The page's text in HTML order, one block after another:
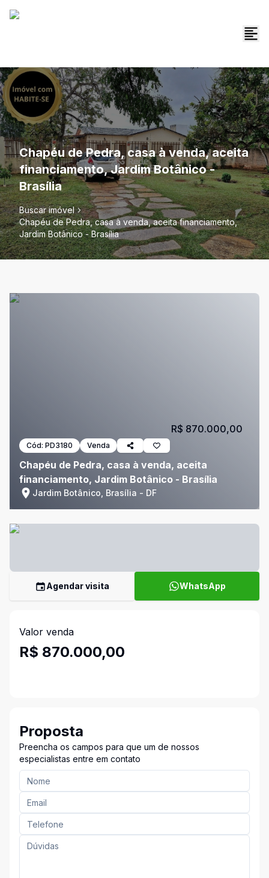
Chapéu de Pedra, casa à venda, aceita
financiamento, Jardim Botânico -
Brasília
Buscar imóvel
Chapéu de Pedra, casa à venda, aceita financiamento,
Jardim Botânico - Brasília
Cód: PD3180 Venda
Chapéu de Pedra, casa à venda, aceita
financiamento, Jardim Botânico - Brasília
Jardim Botânico, Brasília - DF
R$ 870.000,00
Agendar visita WhatsApp
Valor venda
R$ 870.000,00
Proposta
Preencha os campos para que um de nossos
especialistas entre em contato